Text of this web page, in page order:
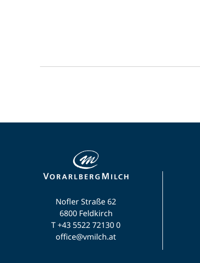
Nofler Straße 62
6800 Feldkirch
T +43 5522 72130 0
office@vmilch.at